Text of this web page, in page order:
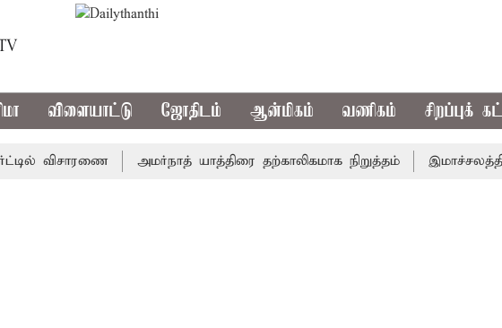
விளையாட்டு ஜோதிடம் ஆன்மிகம் வணிகம் சிறப்புக்
விசாரணை அமர்நாத் யாத்திரை தற்காலிகமாக நிறுத்தம் இமாச்சலத்தில்